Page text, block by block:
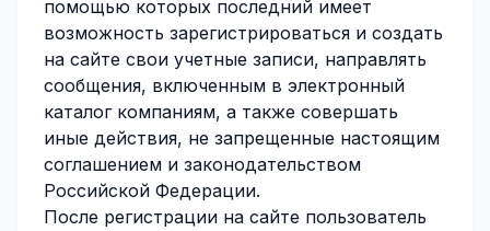
помощью которых последний имеет
возможность зарегистрироваться и создать
на сайте свои учетные записи, направлять
сообщения, включенным в электронный
каталог компаниям, а также совершать
иные действия, не запрещенные настоящим
соглашением и законодательством
Российской Федерации.
После регистрации на сайте пользователь